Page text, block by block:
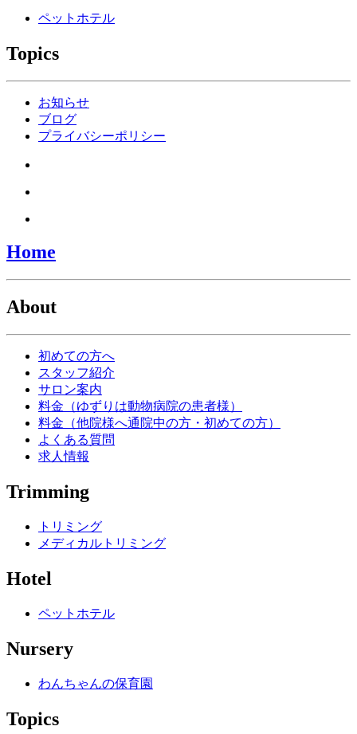
ペットホテル
Topics
お知らせ
ブログ
プライバシーポリシー
Home
About
初めての方へ
スタッフ紹介
サロン案内
料金（ゆずりは動物病院の患者様）
料金（他院様へ通院中の方・初めての方）
よくある質問
求人情報
Trimming
トリミング
メディカルトリミング
Hotel
ペットホテル
Nursery
わんちゃんの保育園
Topics